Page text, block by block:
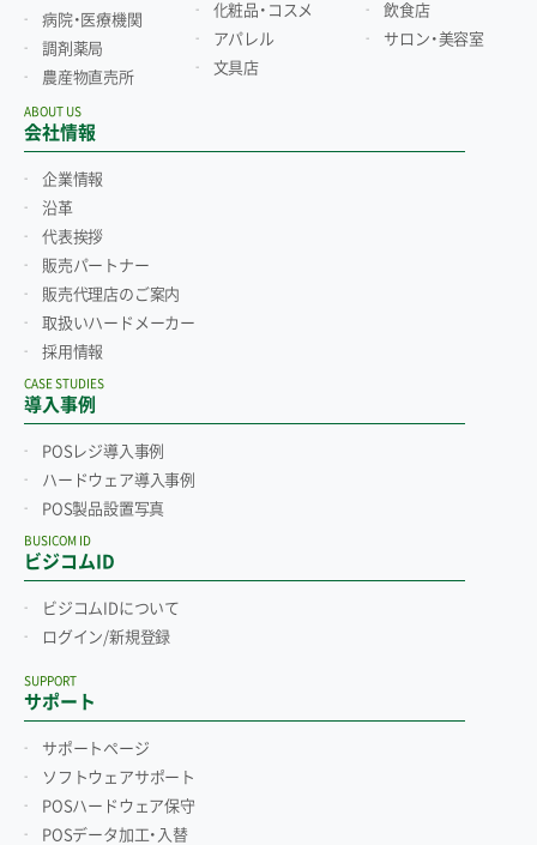
病院・医療機関
調剤薬局
農産物直売所
化粧品・コスメ
アパレル
文具店
飲食店
サロン・美容室
会社情報
ABOUT US
企業情報
沿革
代表挨拶
販売パートナー
販売代理店のご案内
取扱いハードメーカー
採用情報
導入事例
CASE STUDIES
POSレジ導入事例
ハードウェア導入事例
POS製品設置写真
ビジコムID
BUSICOM ID
ビジコムIDについて
ログイン/新規登録
サポート
SUPPORT
サポートページ
ソフトウェアサポート
POSハードウェア保守
POSデータ加工・入替